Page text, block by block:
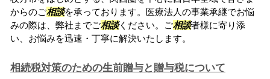
からのご相談を承っております。医療法人の事業承継でお悩
みの際は、弊社までご相談ください。ご相談者様に寄り添
い、お悩みを迅速・丁寧に解決いたします。
相続税対策のための生前贈与と贈与税について